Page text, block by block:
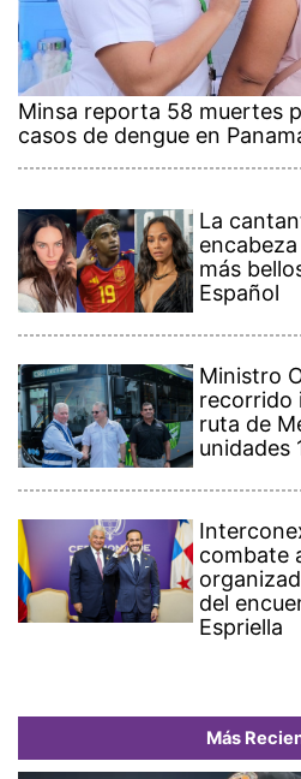
Minsa reporta 58 muertes
casos de dengue en
La
más
Español
Ministro
recorrido
ruta de
unidades
combate
del
Espriella
Más